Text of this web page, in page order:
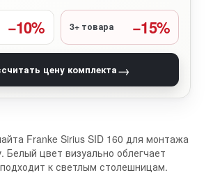
−10% 3+ товара −15%
цену комплекта→
Franke Sirius SID 160 для монтажа
Белый цвет визуально облегчает
к светлым столешницам.